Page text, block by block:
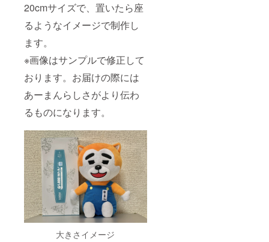
20cmサイズで、置いたら座
るようなイメージで制作し
ます。
※画像はサンプルで修正して
おります。お届けの際には
あーまんらしさがより伝わ
るものになります。
大きさイメージ